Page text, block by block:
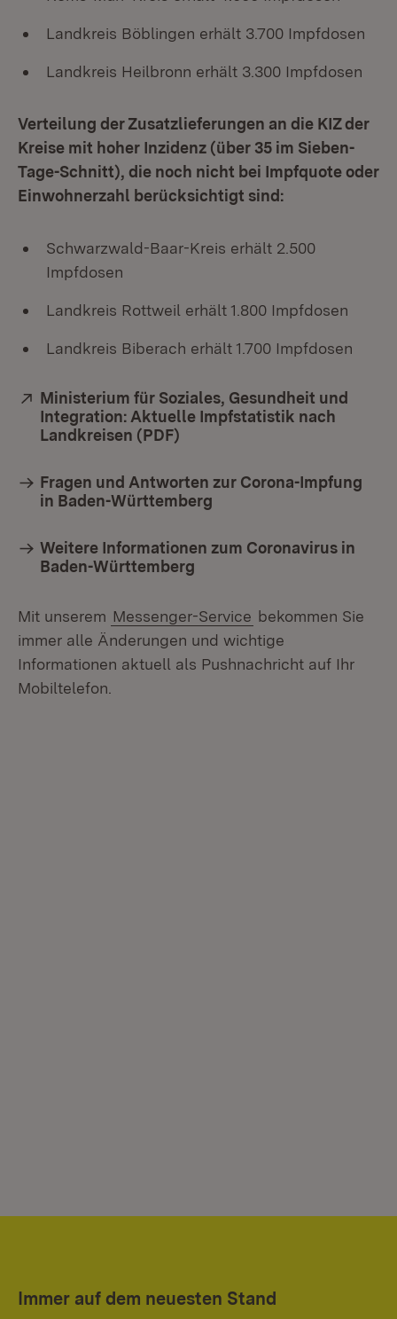
Landkreis Böblingen erhält 3.700 Impfdosen
Landkreis Heilbronn erhält 3.300 Impfdosen
Verteilung der Zusatzlieferungen an die KIZ der
Kreise mit hoher Inzidenz (über 35 im Sieben-
Tage-Schnitt), die noch nicht bei Impfquote oder
Einwohnerzahl berücksichtigt sind:
Schwarzwald-Baar-Kreis erhält 2.500
Impfdosen
Landkreis Rottweil erhält 1.800 Impfdosen
Landkreis Biberach erhält 1.700 Impfdosen
Extern:
Ministerium für Soziales, Gesundheit und
Integration: Aktuelle Impfstatistik nach
Landkreisen (PDF)
Fragen und Antworten zur Corona-Impfung
in Baden-Württemberg
Weitere Informationen zum Coronavirus in
Baden-Württemberg
Mit unserem Messenger-Service bekommen Sie
immer alle Änderungen und wichtige
Informationen aktuell als Pushnachricht auf Ihr
Mobiltelefon.
Immer auf dem neuesten Stand